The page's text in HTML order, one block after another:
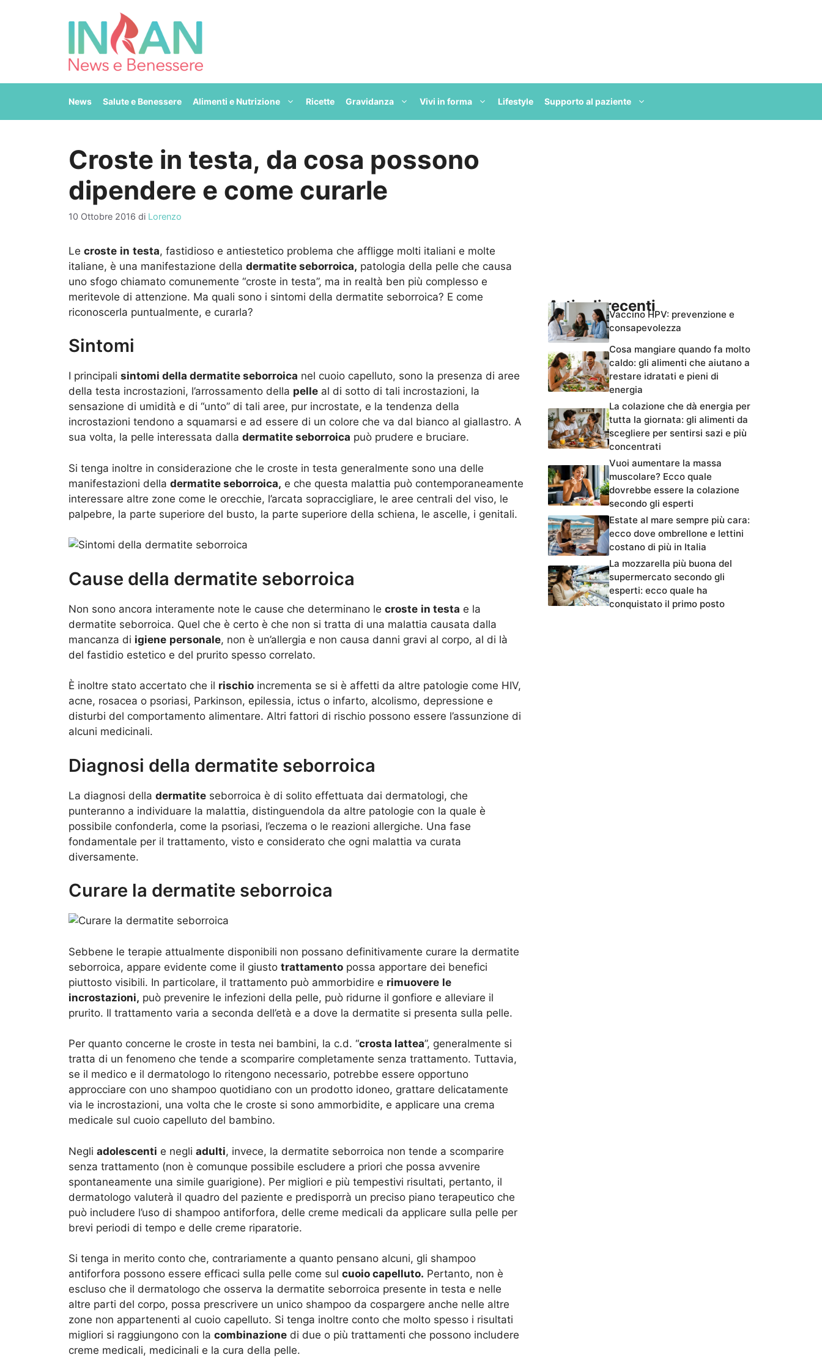
News Salute e Benessere Alimenti e Nutrizione Ricette Gravidanza Vivi in forma Lifestyle Supporto al paziente
Croste in testa, da cosa possono
dipendere e come curarle
10 Ottobre 2016 di Lorenzo
Le croste in testa, fastidioso e antiestetico problema che affligge molti italiani e molte
italiane, è una manifestazione della dermatite seborroica, patologia della pelle che causa
uno sfogo chiamato comunemente “croste in testa”, ma in realtà ben più complesso e
meritevole di attenzione. Ma quali sono i sintomi della dermatite seborroica? E come
riconoscerla puntualmente, e curarla?
Sintomi
I principali sintomi della dermatite seborroica nel cuoio capelluto, sono la presenza di aree
della testa incrostazioni, l’arrossamento della pelle al di sotto di tali incrostazioni, la
sensazione di umidità e di “unto” di tali aree, pur incrostate, e la tendenza della
incrostazioni tendono a squamarsi e ad essere di un colore che va dal bianco al giallastro. A
sua volta, la pelle interessata dalla dermatite seborroica può prudere e bruciare.
Si tenga inoltre in considerazione che le croste in testa generalmente sono una delle
manifestazioni della dermatite seborroica, e che questa malattia può contemporaneamente
interessare altre zone come le orecchie, l’arcata sopraccigliare, le aree centrali del viso, le
palpebre, la parte superiore del busto, la parte superiore della schiena, le ascelle, i genitali.
Cause della dermatite seborroica
Non sono ancora interamente note le cause che determinano le croste in testa e la
dermatite seborroica. Quel che è certo è che non si tratta di una malattia causata dalla
mancanza di igiene personale, non è un’allergia e non causa danni gravi al corpo, al di là
del fastidio estetico e del prurito spesso correlato.
È inoltre stato accertato che il rischio incrementa se si è affetti da altre patologie come HIV,
acne, rosacea o psoriasi, Parkinson, epilessia, ictus o infarto, alcolismo, depressione e
disturbi del comportamento alimentare. Altri fattori di rischio possono essere l’assunzione di
alcuni medicinali.
Diagnosi della dermatite seborroica
La diagnosi della dermatite seborroica è di solito effettuata dai dermatologi, che
punteranno a individuare la malattia, distinguendola da altre patologie con la quale è
possibile confonderla, come la psoriasi, l’eczema o le reazioni allergiche. Una fase
fondamentale per il trattamento, visto e considerato che ogni malattia va curata
diversamente.
Curare la dermatite seborroica
Sebbene le terapie attualmente disponibili non possano definitivamente curare la dermatite
seborroica, appare evidente come il giusto trattamento possa apportare dei benefici
piuttosto visibili. In particolare, il trattamento può ammorbidire e rimuovere le
incrostazioni, può prevenire le infezioni della pelle, può ridurne il gonfiore e alleviare il
prurito. Il trattamento varia a seconda dell’età e a dove la dermatite si presenta sulla pelle.
Per quanto concerne le croste in testa nei bambini, la c.d. “crosta lattea”, generalmente si
tratta di un fenomeno che tende a scomparire completamente senza trattamento. Tuttavia,
se il medico e il dermatologo lo ritengono necessario, potrebbe essere opportuno
approcciare con uno shampoo quotidiano con un prodotto idoneo, grattare delicatamente
via le incrostazioni, una volta che le croste si sono ammorbidite, e applicare una crema
medicale sul cuoio capelluto del bambino.
Negli adolescenti e negli adulti, invece, la dermatite seborroica non tende a scomparire
senza trattamento (non è comunque possibile escludere a priori che possa avvenire
spontaneamente una simile guarigione). Per migliori e più tempestivi risultati, pertanto, il
dermatologo valuterà il quadro del paziente e predisporrà un preciso piano terapeutico che
può includere l’uso di shampoo antiforfora, delle creme medicali da applicare sulla pelle per
brevi periodi di tempo e delle creme riparatorie.
Si tenga in merito conto che, contrariamente a quanto pensano alcuni, gli shampoo
antiforfora possono essere efficaci sulla pelle come sul cuoio capelluto. Pertanto, non è
escluso che il dermatologo che osserva la dermatite seborroica presente in testa e nelle
altre parti del corpo, possa prescrivere un unico shampoo da cospargere anche nelle altre
zone non appartenenti al cuoio capelluto. Si tenga inoltre conto che molto spesso i risultati
migliori si raggiungono con la combinazione di due o più trattamenti che possono includere
creme medicali, medicinali e la cura della pelle.
Articoli recentiVaccino HPV: prevenzione e
consapevolezza
Cosa mangiare quando fa molto
caldo: gli alimenti che aiutano a
restare idratati e pieni di
energia
La colazione che dà energia per
tutta la giornata: gli alimenti da
scegliere per sentirsi sazi e più
concentrati
Vuoi aumentare la massa
muscolare? Ecco quale
dovrebbe essere la colazione
secondo gli esperti
Estate al mare sempre più cara:
ecco dove ombrellone e lettini
costano di più in Italia
La mozzarella più buona del
supermercato secondo gli
esperti: ecco quale ha
conquistato il primo posto